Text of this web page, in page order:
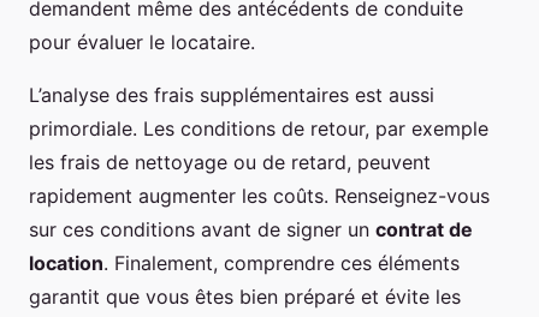
demandent même des antécédents de conduite
pour évaluer le locataire.
L’analyse des frais supplémentaires est aussi
primordiale. Les conditions de retour, par exemple
les frais de nettoyage ou de retard, peuvent
rapidement augmenter les coûts. Renseignez-vous
sur ces conditions avant de signer un contrat de
location. Finalement, comprendre ces éléments
garantit que vous êtes bien préparé et évite les